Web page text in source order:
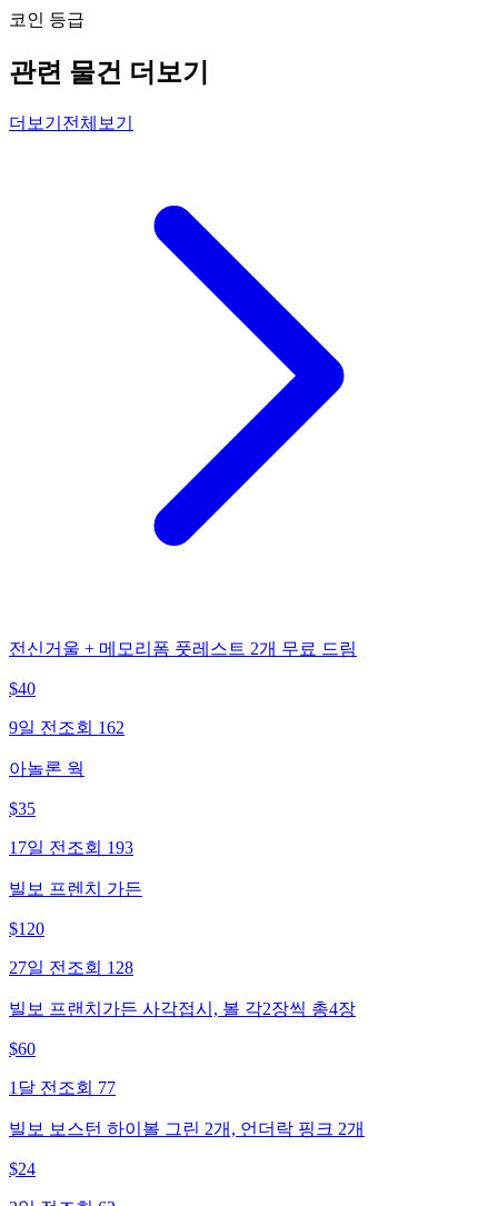
코인 등급
관련 물건 더보기
더보기 전체보기
전신거울 + 메모리폼 풋레스트 2개 무료 드림
$40
9일 전 조회 162
아놀론 웍
$35
17일 전 조회 193
빌보 프렌치 가든
$120
27일 전 조회 128
빌보 프랜치가든 사각접시, 볼 각2장씩 총4장
$60
1달 전 조회 77
빌보 보스턴 하이볼 그린 2개, 언더락 핑크 2개
$24